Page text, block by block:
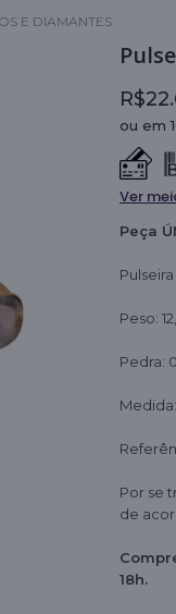
E DIAMANTES
ou em
Ver
Peça
Peso:
Pedra:
Por se
de
18h.